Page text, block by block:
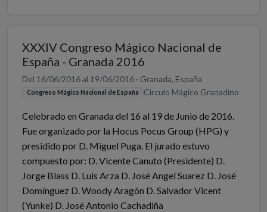
XXXIV Congreso Mágico Nacional de
España - Granada 2016
Del 16/06/2016 al 19/06/2016 · Granada, España
Congreso Mágico Nacional de España Círculo Mágico Granadino
Celebrado en Granada del 16 al 19 de Junio de 2016.
Fue organizado por la Hocus Pocus Group (HPG) y
presidido por D. Miguel Puga. El jurado estuvo
compuesto por: D. Vicente Canuto (Presidente) D.
Jorge Blass D. Luis Arza D. José Angel Suarez D. José
Domínguez D. Woody Aragón D. Salvador Vicent
(Yunke) D. José Antonio Cachadiña